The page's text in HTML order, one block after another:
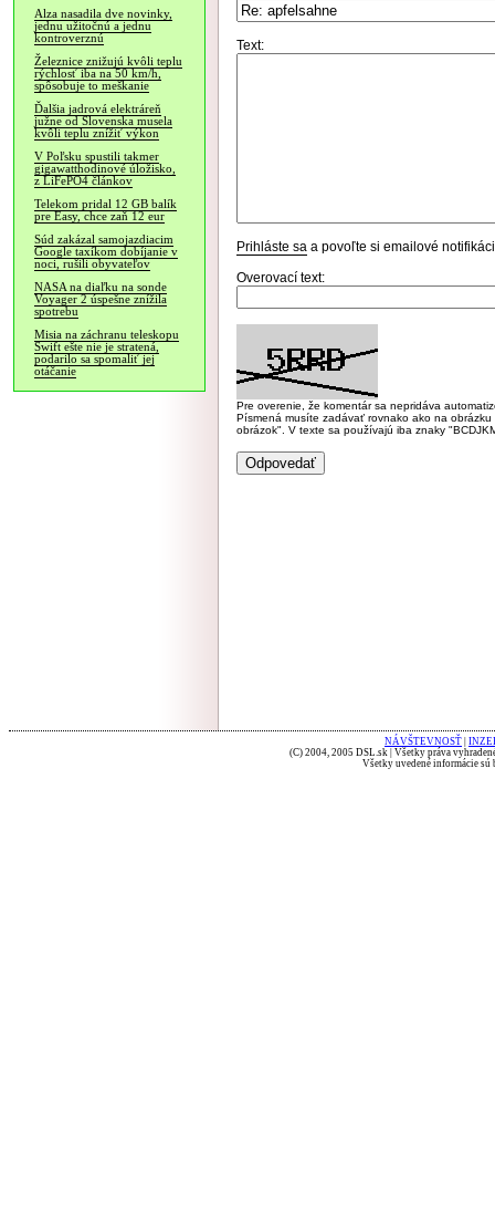
Alza nasadila dve novinky,
jednu užitočnú a jednu
kontroverznú
Železnice znižujú kvôli teplu
rýchlosť iba na 50 km/h,
spôsobuje to meškanie
Ďalšia jadrová elektráreň
južne od Slovenska musela
kvôli teplu znížiť výkon
V Poľsku spustili takmer
gigawatthodinové úložisko,
z LiFePO4 článkov
Telekom pridal 12 GB balík
pre Easy, chce zaň 12 eur
Súd zakázal samojazdiacim
Google taxíkom dobíjanie v
noci, rušili obyvateľov
NASA na diaľku na sonde
Voyager 2 úspešne znížila
spotrebu
Misia na záchranu teleskopu
Swift ešte nie je stratená,
podarilo sa spomaliť jej
otáčanie
Text:
Prihláste sa a povoľte si emailové
Overovací text:
Pre overenie, že komentár sa nepridáva
Písmená musíte zadávať rovnako ako na
obrázok". V texte sa používajú iba znaky
NÁVŠTEVNOSŤ
(C) 2004, 2005 DSL.sk | Všetky práva
Všetky uvedené informácie sú